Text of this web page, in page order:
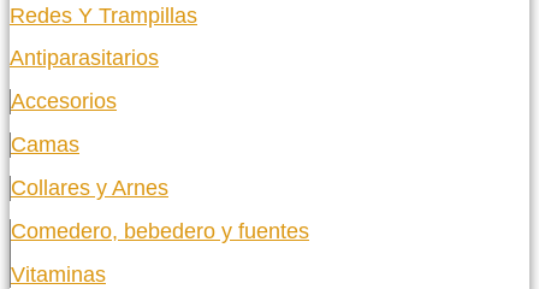
Redes Y Trampillas
Antiparasitarios
Accesorios
Camas
Collares y Arnes
Comedero, bebedero y fuentes
Vitaminas